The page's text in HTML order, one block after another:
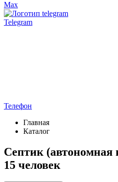
Max
Telegram
Телефон
Главная
Каталог
Септик (автономная
15 человек